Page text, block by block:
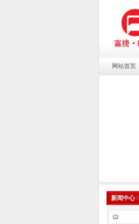
网站首页
新闻中心